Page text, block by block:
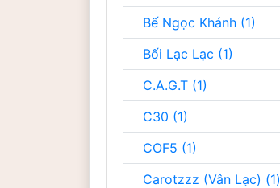
Bế Ngọc Khánh (1)
Bối Lạc Lạc (1)
C.A.G.T (1)
C30 (1)
COF5 (1)
Carotzzz (Vân Lạc) (1)